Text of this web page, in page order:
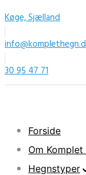
Køge, Sjælland
30 95 47 71
Forside
Om Komplet
Hegnstyper